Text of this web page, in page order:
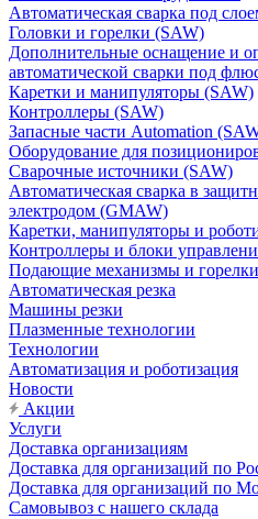
Автоматическая сварка под
Головки и горелки (SAW)
Дополнительные оснащение и
автоматической сварки под
Каретки и манипуляторы (SAW)
Контроллеры (SAW)
Запасные части Automation
Оборудование для
Сварочные источники (SAW)
Автоматическая сварка в
электродом (GMAW)
Каретки, манипуляторы и
Контроллеры и блоки
Подающие механизмы и
Автоматическая резка
Машины резки
Плазменные технологии
Технологии
Автоматизация и роботизация
Новости
Акции
Услуги
Доставка организациям
Доставка для организаций по
Доставка для организаций по
Самовывоз с нашего склада